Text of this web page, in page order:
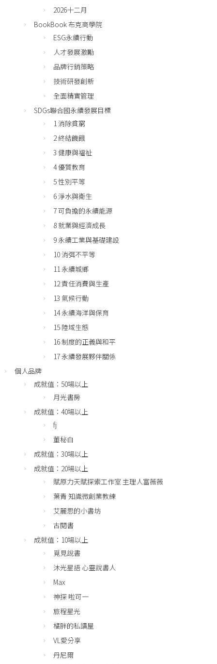
2026十二月
BookBook 布克商學院
ESG永續行動
人才發展激勵
品牌行銷策略
技術研發創新
全面精實管理
SDGs聯合國永續發展目標
1 消除貧窮
2 終結饑餓
3 健康與福祉
4 優質教育
5 性別平等
6 淨水與衛生
7 可負擔的永續能源
8 就業與經濟成長
9 永續工業與基礎建設
10 消弭不平等
11 永續城鄉
12 責任消費與生產
13 氣候行動
14 永續海洋與保育
15 陸域生態
16 制度的正義與和平
17 永續發展夥伴關係
個人品牌
成就值：50場以上
月光書房
成就值：40場以上
fj
董秘白
成就值：30場以上
成就值：20場以上
賦原力天賦探索工作室 主理人富薇薇
葉青 知識微創業教練
艾麗思的小書坊
古閱書
成就值：10場以上
覓見說書
沐光星語 心靈說書人
Max
神探 啦可一
旅程星光
橘胖的私讀屋
VL愛分享
丹尼爾